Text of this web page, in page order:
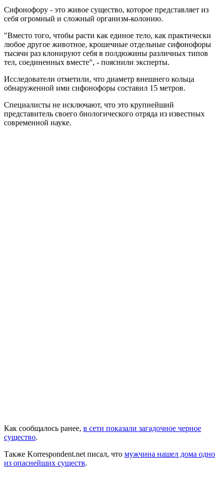
Сифонофору - это живое существо, которое представляет из
себя огромный и сложный организм-колонию.
"Вместо того, чтобы расти как единое тело, как практически
любое другое животное, крошечные отдельные сифонофоры
тысячи раз клонируют себя в полдюжины различных типов
тел, соединенных вместе", - пояснили эксперты.
Исследователи отметили, что диаметр внешнего кольца
обнаруженной ими сифонофоры составил 15 метров.
Специалисты не исключают, что это крупнейший
представитель своего биологического отряда из известных
современной науке.
Как сообщалось ранее, в сети показали загадочное черное
существо.
Также Korrespondent.net писал, что мужчина нашел дома одно
из опаснейших существ.